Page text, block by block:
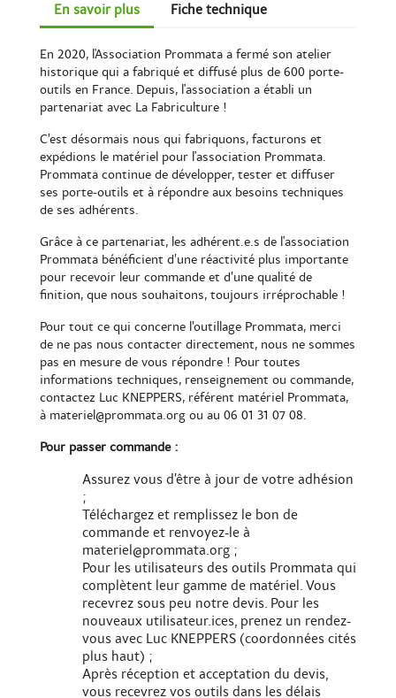
En savoir plus Fiche technique
En 2020, l'Association Prommata a fermé son atelier
historique qui a fabriqué et diffusé plus de 600 porte-
outils en France. Depuis, l'association a établi un
partenariat avec La Fabriculture !
C’est désormais nous qui fabriquons, facturons et
expédions le matériel pour l'association Prommata.
Prommata continue de développer, tester et diffuser
ses porte-outils et à répondre aux besoins techniques
de ses adhérents.
Grâce à ce partenariat, les adhérent.e.s de l'association
Prommata bénéficient d’une réactivité plus importante
pour recevoir leur commande et d’une qualité de
finition, que nous souhaitons, toujours irréprochable !
Pour tout ce qui concerne l’outillage Prommata, merci
de ne pas nous contacter directement, nous ne sommes
pas en mesure de vous répondre ! Pour toutes
informations techniques, renseignement ou commande,
contactez Luc KNEPPERS, référent matériel Prommata,
à materiel@prommata.org ou au 06 01 31 07 08.
Pour passer commande :
Assurez vous d’être à jour de votre adhésion
;
Téléchargez et remplissez le bon de
commande et renvoyez-le à
materiel@prommata.org ;
Pour les utilisateurs des outils Prommata qui
complètent leur gamme de matériel. Vous
recevrez sous peu notre devis. Pour les
nouveaux utilisateur.ices, prenez un rendez-
vous avec Luc KNEPPERS (coordonnées cités
plus haut) ;
Après réception et acceptation du devis,
vous recevrez vos outils dans les délais